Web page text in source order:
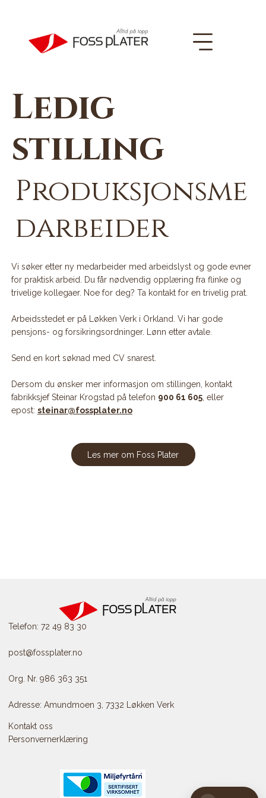
Ledig
stilling
Produksjonsme
darbeider
Vi søker etter ny medarbeider med arbeidslyst og gode evner
for praktisk arbeid. Du får nødvendig opplæring fra flinke og
trivelige kollegaer. Noe for deg? Ta kontakt for en trivelig prat.
Arbeidsstedet er på Løkken Verk i Orkland. Vi har gode
pensjons- og forsikringsordninger. Lønn etter avtale.
Send en kort søknad med CV snarest.
Dersom du ønsker mer informasjon om stillingen, kontakt
fabrikksjef Steinar Krogstad på telefon 900 61 605, eller
epost: steinar@fossplater.no
Les mer om Foss Plater
Telefon: 72 49 83 30
post@fossplater.no
Org. Nr. 986 363 351
Adresse: Amundmoen 3, 7332 Løkken Verk
Kontakt oss
Personvernerklæring